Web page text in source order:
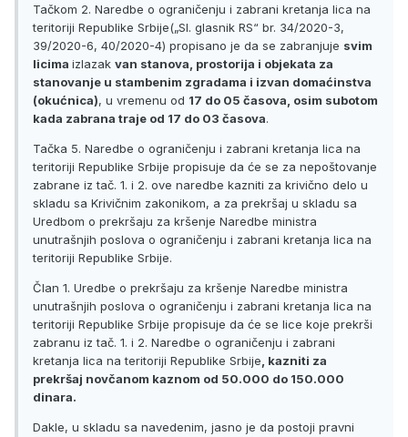
Tačkom 2. Naredbe o ograničenju i zabrani kretanja lica na
teritoriji Republike Srbije(„Sl. glasnik RS“ br. 34/2020-3,
39/2020-6, 40/2020-4) propisano je da se zabranjuje svim
licima izlazak van stanova, prostorija i objekata za
stanovanje u stambenim zgradama i izvan domaćinstva
(okućnica), u vremenu od 17 do 05 časova, osim subotom
kada zabrana traje od 17 do 03 časova.
Tačka 5. Naredbe o ograničenju i zabrani kretanja lica na
teritoriji Republike Srbije propisuje da će se za nepoštovanje
zabrane iz tač. 1. i 2. ove naredbe kazniti za krivično delo u
skladu sa Krivičnim zakonikom, a za prekršaj u skladu sa
Uredbom o prekršaju za kršenje Naredbe ministra
unutrašnjih poslova o ograničenju i zabrani kretanja lica na
teritoriji Republike Srbije.
Član 1. Uredbe o prekršaju za kršenje Naredbe ministra
unutrašnjih poslova o ograničenju i zabrani kretanja lica na
teritoriji Republike Srbije propisuje da će se lice koje prekrši
zabranu iz tač. 1. i 2. Naredbe o ograničenju i zabrani
kretanja lica na teritoriji Republike Srbije, kazniti za
prekršaj novčanom kaznom od 50.000 do 150.000
dinara.
Dakle, u skladu sa navedenim, jasno je da postoji pravni